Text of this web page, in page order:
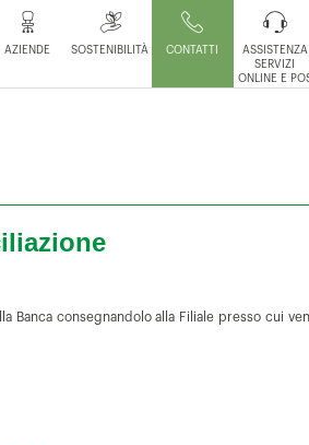
AZIENDE SOSTENIBILITÀ CONTATTI
ASSISTENZA
SERVIZI
ONLINE E
Banca consegnandolo alla Filiale presso cui